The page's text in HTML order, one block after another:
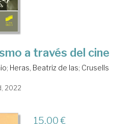
a través del cine
; Heras, Beatriz de las; Crusells
2022
15,00 €